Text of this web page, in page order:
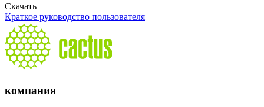
Скачать
Краткое руководство пользователя
компания